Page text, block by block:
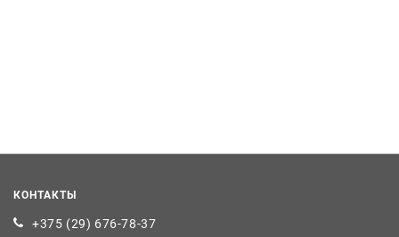
КОНТАКТЫ
+375 (29) 676-78-37